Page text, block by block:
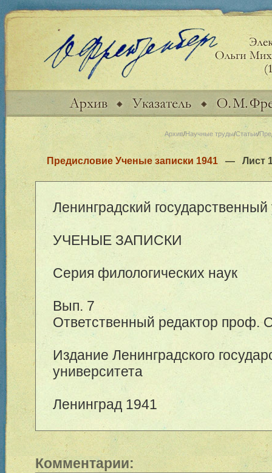
Архив/Научные труды/Статьи/
Предисловие Ученые записки 1941— Лист
Ленинградский государственный
УЧЕНЫЕ ЗАПИСКИ
Серия филологических наук
Вып. 7
Ответственный редактор проф.
Издание Ленинградского
университета
Ленинград 1941
Комментарии: